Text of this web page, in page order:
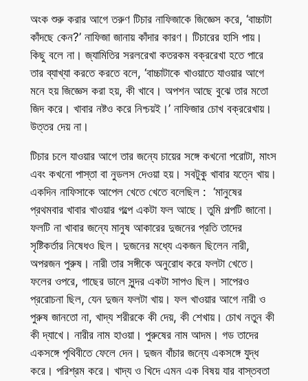
অংক শুরু করার আগে তরুণ টিচার নাফিজাকে জিজ্ঞেস করে, ‘বাচ্চাটা
কাঁদছে কেন?’ নাফিজা জানায় কাঁদার কারণ। টিচারের হাসি পায়।
কিছু বলে না। জ্যামিতির সরলরেখা কতরকম বক্ররেখা হতে পারে
তার ব্যাখ্যা করতে করতে বলে, ‘বাচ্চাটাকে খাওয়াতে যাওয়ার আগে
মনে হয় জিজ্ঞেস করা হয়, কী খাবে। অপশন আছে বুঝে তার মতো
জিদ করে। খাবার নষ্টও করে নিশ্চয়ই।’ নাফিজার চোখ বক্ররেখায়।
উত্তর দেয় না।
টিচার চলে যাওয়ার আগে তার জন্যে চায়ের সঙ্গে কখনো পরোটা, মাংস
এবং কখনো পাস্তা বা নুডলস দেওয়া হয়। সবটুকু খাবার যত্নে খায়।
একদিন নাফিসাকে আপেল খেতে খেতে বলেছিল : ‘মানুষের
প্রথমবার খাবার খাওয়ার গল্পে একটা ফল আছে। তুমি গল্পটি জানো।
ফলটি না খাবার জন্যে মানুষ আকারের দুজনের প্রতি তাদের
সৃষ্টিকর্তার নিষেধও ছিল। দুজনের মধ্যে একজন ছিলেন নারী,
অপরজন পুরুষ। নারী তার সঙ্গীকে অনুরোধ করে ফলটা খেতে।
ফলের ওপরে, গাছের ডালে সুন্দর একটা সাপও ছিল। সাপেরও
প্ররোচনা ছিল, যেন দুজন ফলটা খায়। ফল খাওয়ার আগে নারী ও
পুরুষ জানতো না, খাদ্য শরীরকে কী দেয়, কী শেখায়। চোখ নতুন কী
কী দ্যাখে। নারীর নাম হাওয়া। পুরুষের নাম আদম। গড তাদের
একসঙ্গে পৃথিবীতে ফেলে দেন। দুজন বাঁচার জন্যে একসঙ্গে যুদ্ধ
করে। পরিশ্রম করে। খাদ্য ও খিদে এমন এক বিষয় যার বাস্তবতা